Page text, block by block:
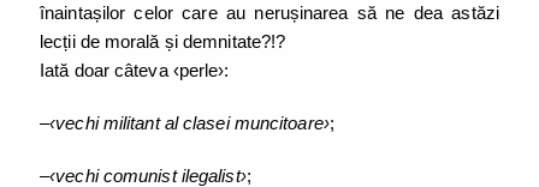
înaintașilor celor care au nerușinarea să ne dea astăzi
lecții de morală și demnitate?!?
Iată doar câteva ‹perle›:
–‹vechi militant al clasei muncitoare›;
–‹vechi comunist ilegalist›;